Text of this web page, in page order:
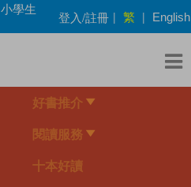
小學生
登入/註冊 | 繁 | English
好書推介
閱讀服務
十本好讀